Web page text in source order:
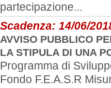
partecipazione...
Scadenza: 14/06/
AVVISO PUBBLICO
LA STIPULA DI UNA
Programma di
Fondo F.E.A.S.R